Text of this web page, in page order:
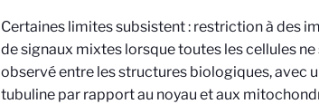
Certaines limites subsistent : restriction à des
de signaux mixtes lorsque toutes les cellules
observé entre les structures biologiques, avec
tubuline par rapport au noyau et aux